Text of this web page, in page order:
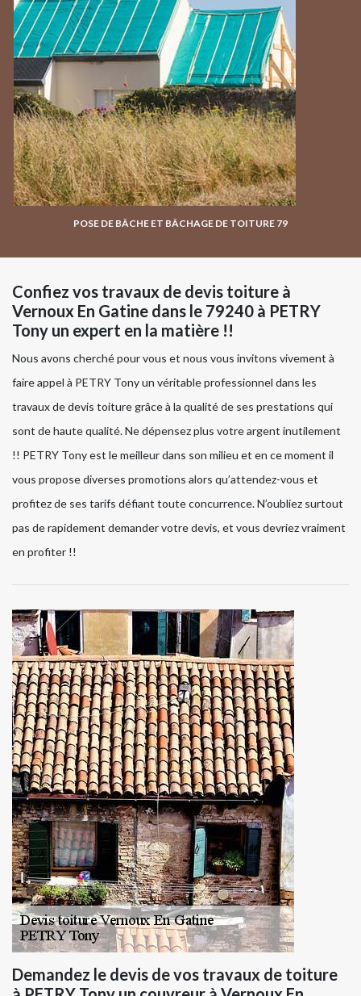
POSE DE BÂCHE ET BÂCHAGE DE TOITURE 79
Confiez vos travaux de devis toiture à
Vernoux En Gatine dans le 79240 à PETRY
Tony un expert en la matière !!
Nous avons cherché pour vous et nous vous invitons vivement à
faire appel à PETRY Tony un véritable professionnel dans les
travaux de devis toiture grâce à la qualité de ses prestations qui
sont de haute qualité. Ne dépensez plus votre argent inutilement
!! PETRY Tony est le meilleur dans son milieu et en ce moment il
vous propose diverses promotions alors qu’attendez-vous et
profitez de ses tarifs défiant toute concurrence. N’oubliez surtout
pas de rapidement demander votre devis, et vous devriez vraiment
en profiter !!
Demandez le devis de vos travaux de toiture